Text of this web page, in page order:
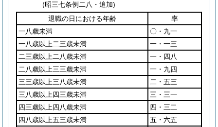
(昭三七条例二八・追加)
退職の日における年齢
率
一八歳未満
〇・九一
一八歳以上二三歳未満
一・一三
二三歳以上二八歳未満
一・四八
二八歳以上三三歳未満
一・九四
三三歳以上三八歳未満
二・五三
三八歳以上四三歳未満
三・三一
四三歳以上四八歳未満
四・三二
四八歳以上五三歳未満
五・六五